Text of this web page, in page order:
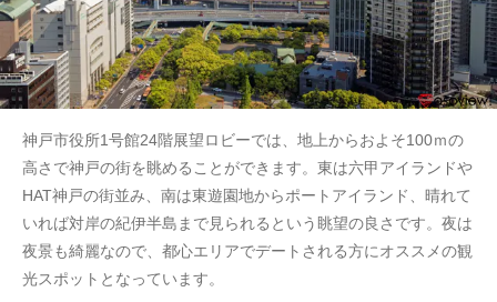
神戸市役所1号館24階展望ロビーでは、地上からおよそ100ｍの
高さで神戸の街を眺めることができます。東は六甲アイランドや
HAT神戸の街並み、南は東遊園地からポートアイランド、晴れて
いれば対岸の紀伊半島まで見られるという眺望の良さです。夜は
夜景も綺麗なので、都心エリアでデートされる方にオススメの観
光スポットとなっています。